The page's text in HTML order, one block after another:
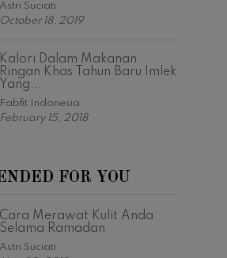
Astri Suciati
October 18, 2019
Kalori Dalam Makanan
Ringan Khas Tahun Baru Imlek
Yang...
Fabfit Indonesia
February 15, 2018
FOR YOU
Cara Merawat Kulit Anda
Selama Ramadan
Astri Suciati